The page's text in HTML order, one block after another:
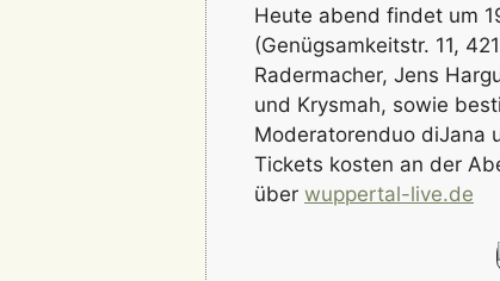
Heute abend findet um
(Genügsamkeitstr. 11,
Radermacher, Jens
und Krysmah, sowie
Moderatorenduo diJana
Tickets kosten an der
über wuppertal-live.de